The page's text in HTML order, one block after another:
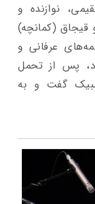
نوازنده و
قیجاق (کمانچه)
عرفانی و
پس از تحمل
گفت و به